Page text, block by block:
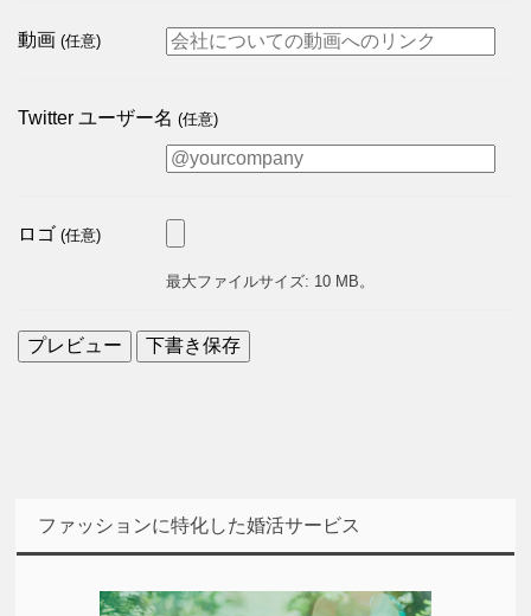
動画 (任意)
Twitter ユーザー名 (任意)
ロゴ (任意)
最大ファイルサイズ: 10 MB。
ファッションに特化した婚活サービス